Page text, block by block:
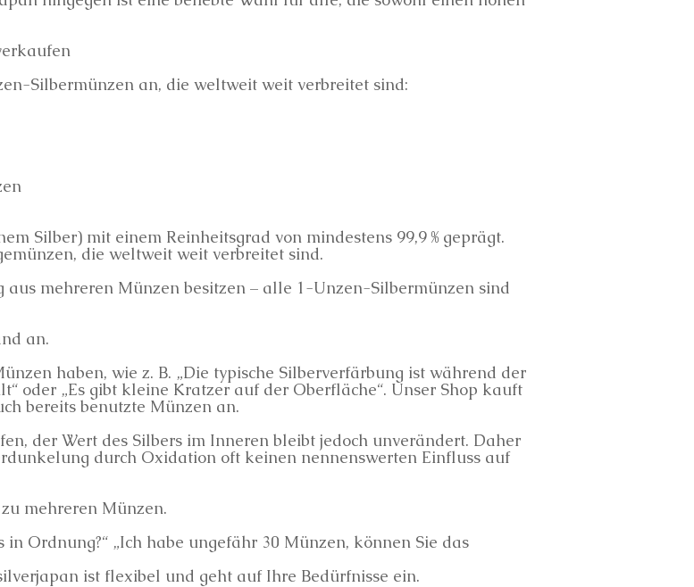
Silbermünzen an, die weltweit weit verbreitet sind:
Silber) mit einem Reinheitsgrad von mindestens 99,9 % geprägt.
die weltweit weit verbreitet sind.
aus mehreren Münzen besitzen – alle 1-Unzen-Silbermünzen sind
an.
haben, wie z. B. „Die typische Silberverfärbung ist während der
oder „Es gibt kleine Kratzer auf der Oberfläche“. Unser Shop kauft
bereits benutzte Münzen an.
der Wert des Silbers im Inneren bleibt jedoch unverändert. Daher
durch Oxidation oft keinen nennenswerten Einfluss auf
mehreren Münzen.
Ordnung?“ „Ich habe ungefähr 30 Münzen, können Sie das
ist flexibel und geht auf Ihre Bedürfnisse ein.